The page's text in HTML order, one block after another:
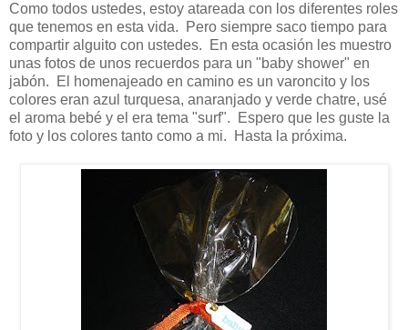
Como todos ustedes, estoy atareada con los diferentes roles
que tenemos en esta vida. Pero siempre saco tiempo para
compartir alguito con ustedes. En esta ocasión les muestro
unas fotos de unos recuerdos para un "baby shower" en
jabón. El homenajeado en camino es un varoncito y los
colores eran azul turquesa, anaranjado y verde chatre, usé
el aroma bebé y el era tema "surf". Espero que les guste la
foto y los colores tanto como a mi. Hasta la próxima.